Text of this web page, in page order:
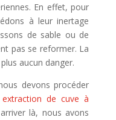
En effet, pour
à leur inertage
de sable ou de
pas se reformer. La
aucun danger.
devons procéder
extraction de cuve à
là, nous avons